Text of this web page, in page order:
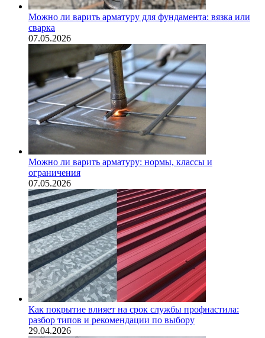
Можно ли варить арматуру для фундамента: вязка или
сварка
07.05.2026
Можно ли варить арматуру: нормы, классы и
ограничения
07.05.2026
Как покрытие влияет на срок службы профнастила:
разбор типов и рекомендации по выбору
29.04.2026